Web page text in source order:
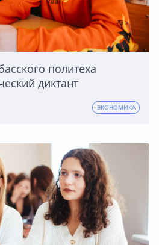
политеха
диктант
ЭКОНОМИКА